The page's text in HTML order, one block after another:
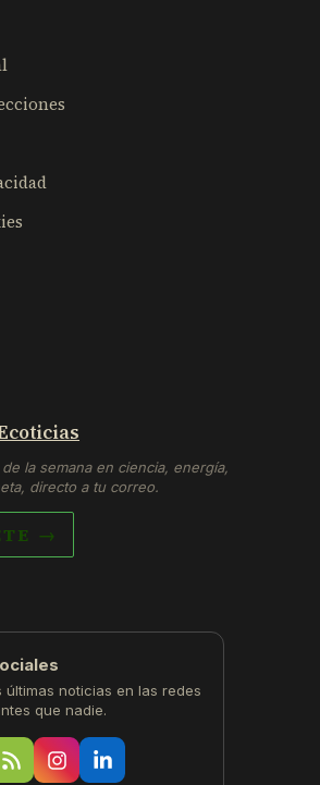
la semana en ciencia, energía,
directo a tu correo.
→
últimas noticias en las redes
que nadie.